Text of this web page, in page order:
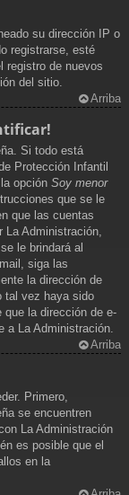
su dirección IP o
registrarse, esté
registro de nuevos
del sitio.
Arriba
Si todo está
Protección Infantil
opción Soy menor
que se le
que las cuentas
Administración,
le brindará al
siga las
la dirección de
tal vez haya sido
que la dirección de e-
a La Administración.
Arriba
Primero,
se encuentren
La Administración
es posible que el
en la